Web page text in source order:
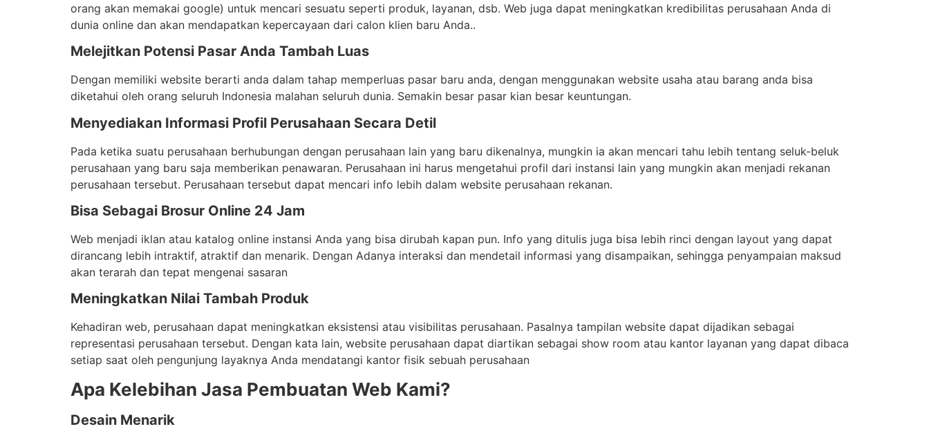
orang akan memakai google) untuk mencari sesuatu seperti produk, layanan, dsb. Web juga dapat meningkatkan kredibilitas perusahaan Anda di
dunia online dan akan mendapatkan kepercayaan dari calon klien baru Anda..
Melejitkan Potensi Pasar Anda Tambah Luas
Dengan memiliki website berarti anda dalam tahap memperluas pasar baru anda, dengan menggunakan website usaha atau barang anda bisa
diketahui oleh orang seluruh Indonesia malahan seluruh dunia. Semakin besar pasar kian besar keuntungan.
Menyediakan Informasi Profil Perusahaan Secara Detil
Pada ketika suatu perusahaan berhubungan dengan perusahaan lain yang baru dikenalnya, mungkin ia akan mencari tahu lebih tentang seluk-beluk
perusahaan yang baru saja memberikan penawaran. Perusahaan ini harus mengetahui profil dari instansi lain yang mungkin akan menjadi rekanan
perusahaan tersebut. Perusahaan tersebut dapat mencari info lebih dalam website perusahaan rekanan.
Bisa Sebagai Brosur Online 24 Jam
Web menjadi iklan atau katalog online instansi Anda yang bisa dirubah kapan pun. Info yang ditulis juga bisa lebih rinci dengan layout yang dapat
dirancang lebih intraktif, atraktif dan menarik. Dengan Adanya interaksi dan mendetail informasi yang disampaikan, sehingga penyampaian maksud
akan terarah dan tepat mengenai sasaran
Meningkatkan Nilai Tambah Produk
Kehadiran web, perusahaan dapat meningkatkan eksistensi atau visibilitas perusahaan. Pasalnya tampilan website dapat dijadikan sebagai
representasi perusahaan tersebut. Dengan kata lain, website perusahaan dapat diartikan sebagai show room atau kantor layanan yang dapat dibaca
setiap saat oleh pengunjung layaknya Anda mendatangi kantor fisik sebuah perusahaan
Apa Kelebihan Jasa Pembuatan Web Kami?
Desain Menarik